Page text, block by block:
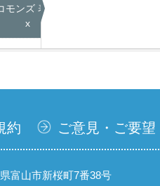
ンズ 表示
x
約 ご意見・ご要望
富山市新桜町7番38号